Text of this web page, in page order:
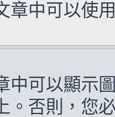
章中可以使
中可以顯示
。否則，您